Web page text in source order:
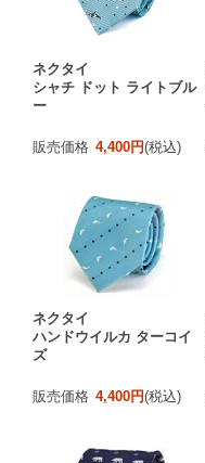
ネクタイ
シャチ ドット ライトブル
ー
販売価格 4,400円(税込)
ネクタイ
ハンドウイルカ ターコイ
ズ
販売価格 4,400円(税込)